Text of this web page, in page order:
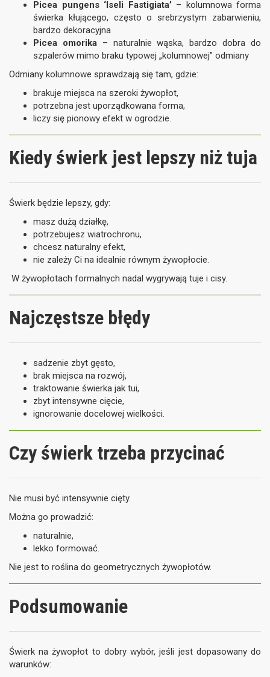
Picea pungens ‘Iseli Fastigiata’ – kolumnowa forma
świerka kłującego, często o srebrzystym zabarwieniu,
bardzo dekoracyjna
Picea omorika– naturalnie wąska, bardzo dobra do
szpalerów mimo braku typowej „kolumnowej” odmiany
Odmiany kolumnowe sprawdzają się tam, gdzie:
brakuje miejsca na szeroki żywopłot,
potrzebna jest uporządkowana forma,
liczy się pionowy efekt w ogrodzie.
Kiedy świerk jest lepszy niż tuja
Świerk będzie lepszy, gdy:
masz dużą działkę,
potrzebujesz wiatrochronu,
chcesz naturalny efekt,
nie zależy Ci na idealnie równym żywopłocie.
W żywopłotach formalnych nadal wygrywają tuje i cisy.
Najczęstsze błędy
sadzenie zbyt gęsto,
brak miejsca na rozwój,
traktowanie świerka jak tui,
zbyt intensywne cięcie,
ignorowanie docelowej wielkości.
Czy świerk trzeba przycinać
Nie musi być intensywnie cięty.
Można go prowadzić:
naturalnie,
lekko formować.
Nie jest to roślina do geometrycznych żywopłotów.
Podsumowanie
Świerk na żywopłot to dobry wybór, jeśli jest dopasowany do
warunków: